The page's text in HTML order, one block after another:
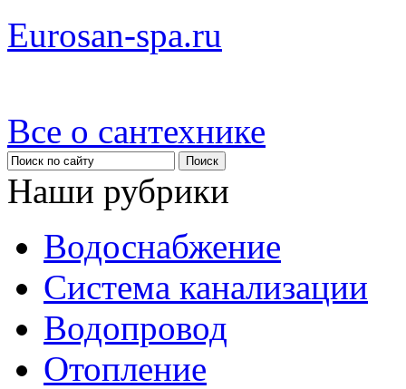
Eurosan-spa.ru
Все о сантехнике
Наши рубрики
Водоснабжение
Система канализации
Водопровод
Отопление